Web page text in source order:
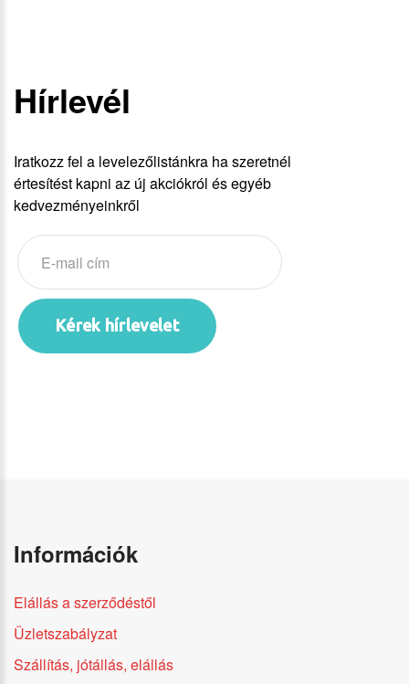
Hírlevél
Iratkozz fel a levelezőlistánkra ha szeretnél
értesítést kapni az új akciókról és egyéb
kedvezményeinkről
Kérek hírlevelet
Információk
Elállás a szerződéstől
Üzletszabályzat
Szállítás, jótállás, elállás